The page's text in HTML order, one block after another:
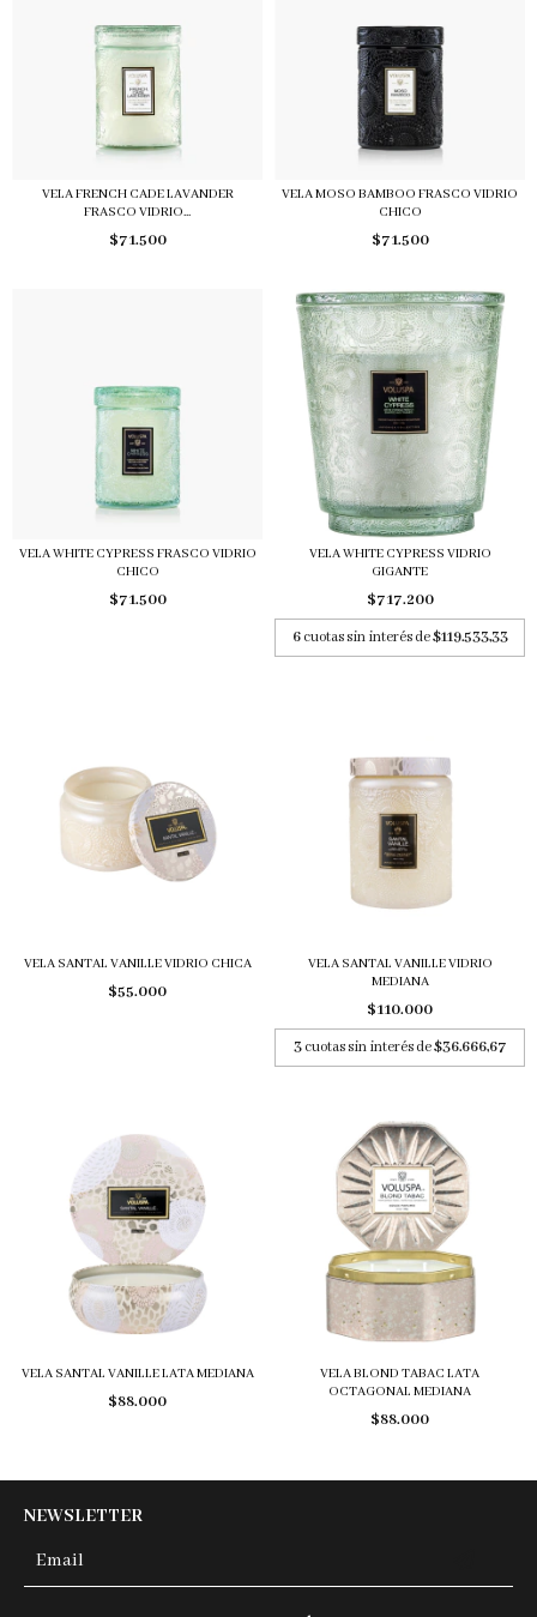
VELA FRENCH CADE LAVANDER
FRASCO VIDRIO...
$71.500
VELA MOSO BAMBOO FRASCO VIDRIO
CHICO
$71.500
VELA WHITE CYPRESS FRASCO VIDRIO
CHICO
$71.500
VELA WHITE CYPRESS VIDRIO
GIGANTE
$717.200
6cuotas sin interés de$119.533,33
VELA SANTAL VANILLE VIDRIO CHICA
$55.000
VELA SANTAL VANILLE VIDRIO
MEDIANA
$110.000
3 cuotas sin interés de$36.666,67
VELA SANTAL VANILLE LATA MEDIANA
$88.000
VELA BLOND TABAC LATA
OCTAGONAL MEDIANA
$88.000
NEWSLETTER